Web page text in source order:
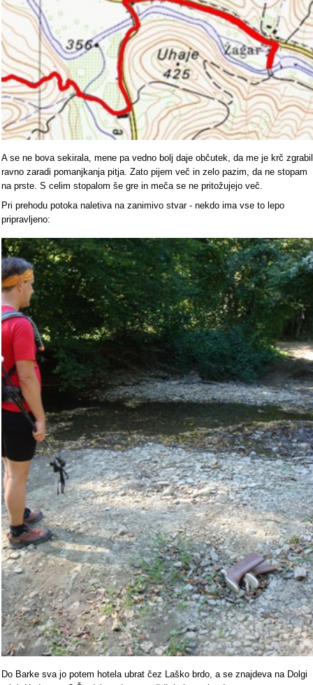
A se ne bova sekirala, mene pa vedno bolj daje občutek, da me je krč zgrabil
ravno zaradi pomanjkanja pitja. Zato pijem več in zelo pazim, da ne stopam
na prste. S celim stopalom še gre in meča se ne pritožujejo več.
Pri prehodu potoka naletiva na zanimivo stvar - nekdo ima vse to lepo
pripravljeno:
Do Barke sva jo potem hotela ubrat čez Laško brdo, a se znajdeva na Dolgi